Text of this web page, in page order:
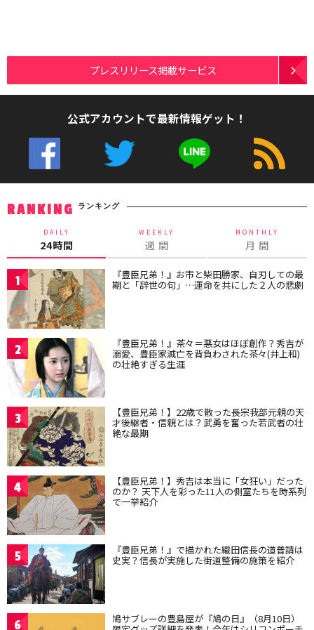
プレスリリース掲載サービス
公式アカウントで最新情報ゲット！
RANKING ランキング
DAILY
24時間
WEEKLY
週 間
MONTHLY
月 間
1 『豊臣兄弟！』お市と柴田勝家、自刃しての最
期と「辞世の句」…運命を共にした２人の悲劇
2 『豊臣兄弟！』茶々＝悪女はほぼ創作？秀吉が
溺愛、豊臣家滅亡を背負わされた茶々(井上和)
の壮絶すぎる生涯
3 【豊臣兄弟！】22歳で散った長宗我部元親の天
才後継者・信親とは？武勇を奮った若武者の壮
絶な最期
4 【豊臣兄弟！】秀吉は本当に「女狂い」だった
のか？ 天下人を彩った11人の側室たちを時系列
で一挙紹介
5 『豊臣兄弟！』で描かれた織田信長の道普請は
史実？信長が実施した街道整備の施策を紹介
6 鳩サブレーの豊島屋が『鳩の日』（8月10日）